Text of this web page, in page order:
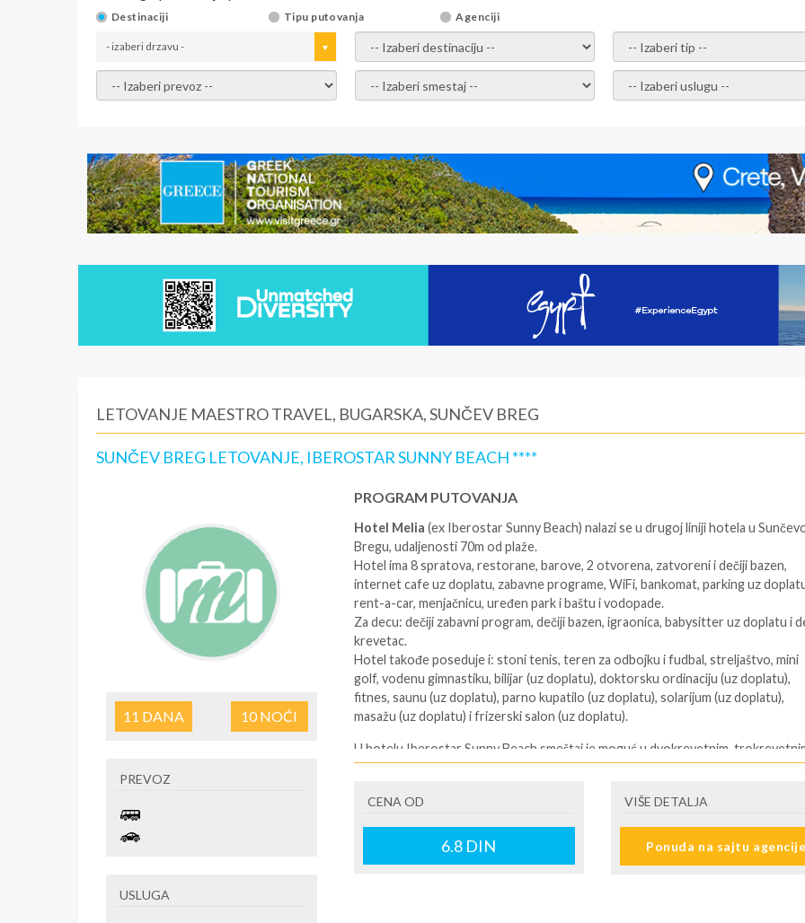
Destinaciji Tipu putovanja Agenciji
- izaberi drzavu - - izaberi destinaciju - - izaberi tip -
- izaberi prevoz - - Izaberite smestaj - - Izaberite uslugu -
LETOVANJE MAESTRO TRAVEL, BUGARSKA, SUNČEV BREG
SUNČEV BREG LETOVANJE, IBEROSTAR SUNNY BEACH ****
11 DANA 10NOĆI
PREVOZ
USLUGA
PROGRAM PUTOVANJA
Hotel Melia (ex Iberostar Sunny Beach) nalazi se u drugoj liniji hotela u
Bregu, udaljenosti 70m od plaže.
Hotel ima 8 spratova, restorane, barove, 2 otvorena, zatvoreni i dečiji bazen,
internet cafe uz doplatu, zabavne programe, WiFi, bankomat, parking uz
rent-a-car, menjačnicu, uređen park i baštu i vodopade.
Za decu: dečiji zabavni program, dečiji bazen, igraonica, babysitter uz doplatu i
krevetac.
Hotel takođe poseduje i: stoni tenis, teren za odbojku i fudbal, streljaštvo, mini
golf, vodenu gimnastiku, bilijar (uz doplatu), doktorsku ordinaciju (uz doplatu),
fitnes, saunu (uz doplatu), parno kupatilo (uz doplatu), solarijum (uz doplatu),
masažu (uz doplatu) i frizerski salon (uz doplatu).
U hotelu Iberostar Sunny Beach smeštaj je moguć u dvokrevetnim,
sobama i studijima.
Svaka dvokrevetna soba poseduje:
dva ležaja, kauč na razvlačenje, sef (uz
Svaka trokrevetna soba poseduje:
tri ležaja, kauč na razvlačenje, sef (uz
CENA OD
6.8 DIN
VIŠE DETALJA
Ponuda na sajtu